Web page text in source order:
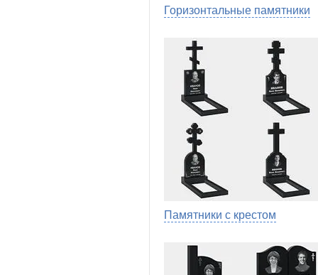
Горизонтальные памятники
Памятники с крестом